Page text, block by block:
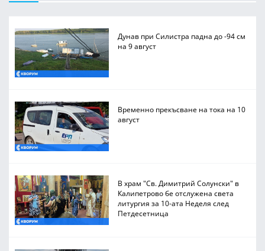
Дунав при Силистра падна до -94 см
на 9 август
Временно прекъсване на тока на 10
август
В храм "Св. Димитрий Солунски" в
Калипетрово бе отслужена света
литургия за 10-ата Неделя след
Петдесетница